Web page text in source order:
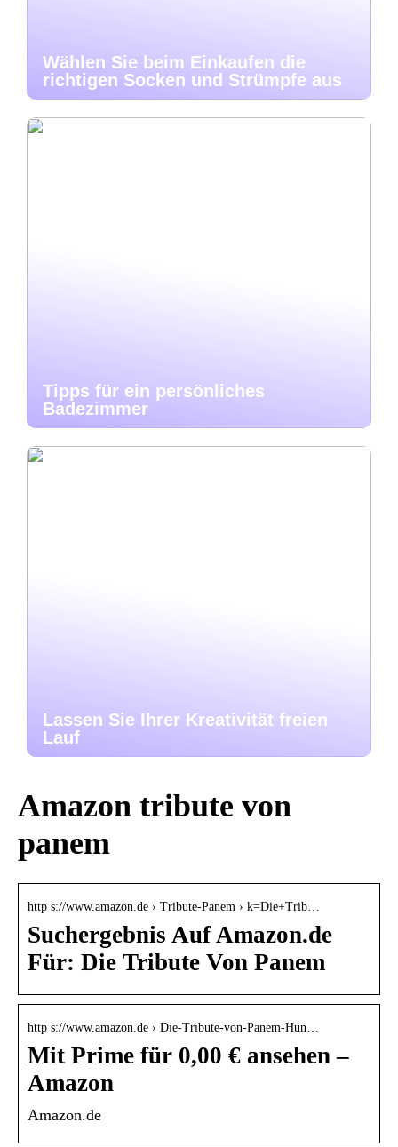
Wählen Sie beim Einkaufen die
richtigen Socken und Strümpfe aus
Tipps für ein persönliches
Badezimmer
Lassen Sie Ihrer Kreativität freien
Lauf
Amazon tribute von
panem
http s://www.amazon.de › Tribute-Panem › k=Die+Trib…
Suchergebnis Auf Amazon.de
Für: Die Tribute Von Panem
http s://www.amazon.de › Die-Tribute-von-Panem-Hun…
Mit Prime für 0,00 € ansehen –
Amazon
Amazon.de